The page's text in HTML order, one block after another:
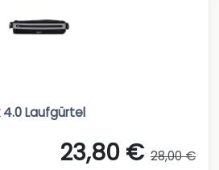
4.0 Laufgürtel
23,80 € 28,00 €